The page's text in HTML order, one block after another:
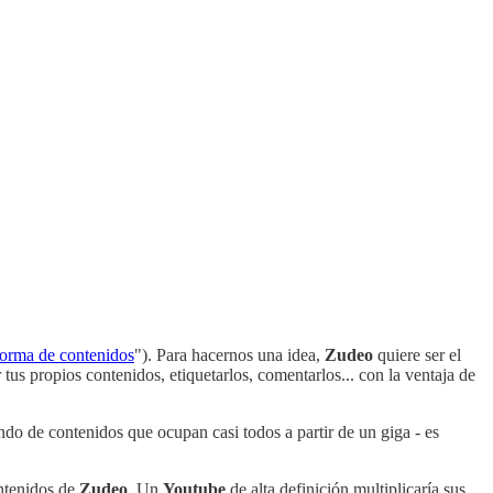
de contenidos"). Para hacernos una idea, Zudeo quiere ser el
propios contenidos, etiquetarlos, comentarlos... con la ventaja de
de contenidos que ocupan casi todos a partir de un giga - es
de Zudeo . Un Youtube de alta definición multiplicaría sus